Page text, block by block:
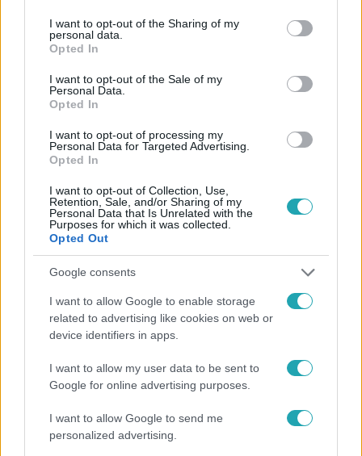
not limited to your visit or usage behaviour. You may click to
grant or deny consent to Google and its third-party tags to
use your data for below specified purposes in below Google
consent section.
I want to opt-out of the Sharing of my
personal data.
Opted In
I want to opt-out of the Sale of my
Personal Data.
Opted In
I want to opt-out of processing my
Personal Data for Targeted Advertising.
Opted In
I want to opt-out of Collection, Use,
Retention, Sale, and/or Sharing of my
Personal Data that Is Unrelated with the
Purposes for which it was collected.
Opted Out
Google consents
I want to allow Google to enable storage
related to advertising like cookies on web or
device identifiers in apps.
I want to allow my user data to be sent to
Google for online advertising purposes.
I want to allow Google to send me
personalized advertising.
DROGPREVENCIÓ PEDOFILTÖRVÉNY